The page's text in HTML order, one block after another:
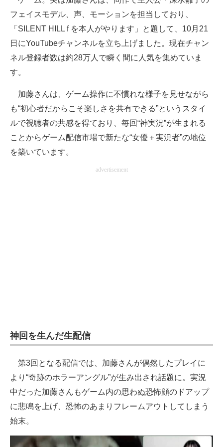
フェイスモデル、声、モーションを担当しており、
「SILENT HILL f を本人がやります」と題して、10月21
日にYouTubeチャンネルを立ち上げました。現在チャン
ネル登録者数は約28万人で瞬く間に人気を集めていま
す。
加藤さんは、ゲーム操作に不慣れな様子を見せながら
も“初心者だからこそ楽しさを共有できる”というスタイ
ルで視聴者の共感を得ており、毎回“神実況”が生まれる
ことからゲーム配信市場で新たな“女優＋実況者”の地位
を築いています。
advertisement
神回を生んだ生配信
第3回となる配信では、加藤さんが偶然したプレイに
より“奇跡のホラーアングル”が生み出され話題に。実況
中だった加藤さんもゲーム内の思わぬ恐怖顔のドアップ
に悲鳴を上げ、恐怖のあまりフレームアウトしてしまう
始末。